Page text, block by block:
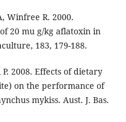
Winfree R. 2000.
20 mu g/kg aflatoxin in
183, 179-188.
P. 2008. Effects of dietary
on the performance of
mykiss. Aust. J. Bas.